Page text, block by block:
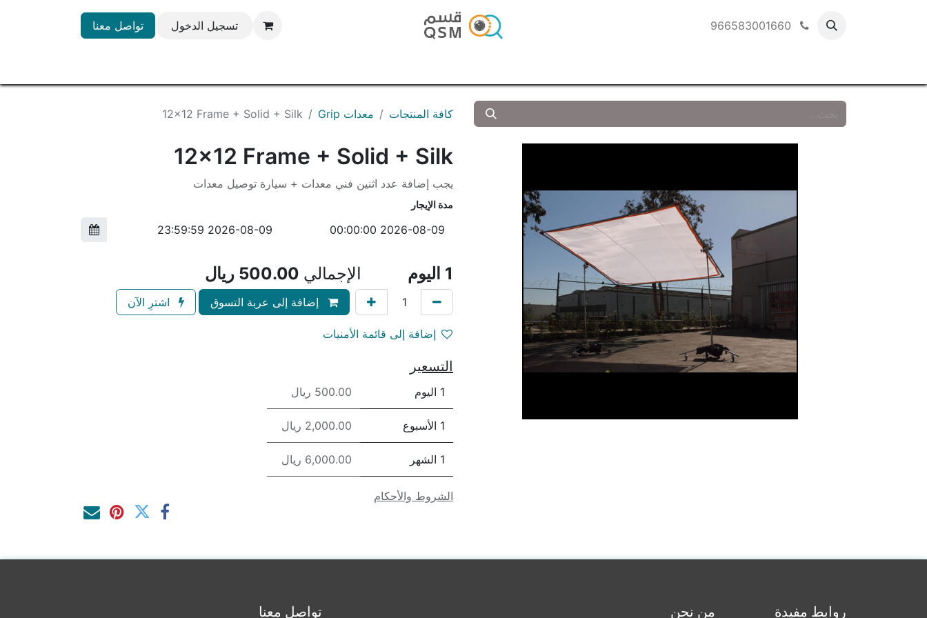
تسجيل الدخول تواصل معنا
كافة المنتجات معدات Grip 12x12 Frame + Solid + Silk
12x12 Frame + Solid + Silk
يجب إضافة عدد اثنين فني معدات + سيارة توصيل معدات
مدة الإيجار
1 اليوم الإجمالي 500.00 ريال
إضافة إلى عربة التسوق اشترِ الآن
إضافة إلى قائمة الأمنيات
التسعير
1 اليوم 500.00 ريال
1 الأسبوع 2,000.00 ريال
1 الشهر 6,000.00 ريال
الشروط والأحكام
روابط مفيدة من نحن تواصل معنا